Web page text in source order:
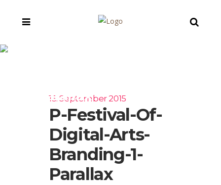
parallax
15. September 2015
P-Festival-Of-
Digital-Arts-
Branding-1-
Parallax